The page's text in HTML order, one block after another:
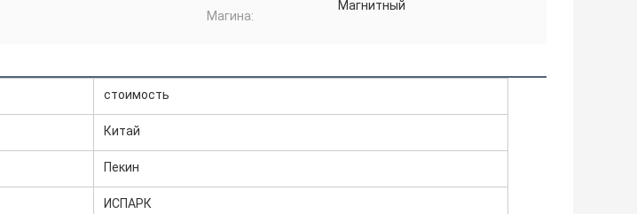
Магина:
Магнитный
стоимость
Китай
Пекин
ИСПАРК